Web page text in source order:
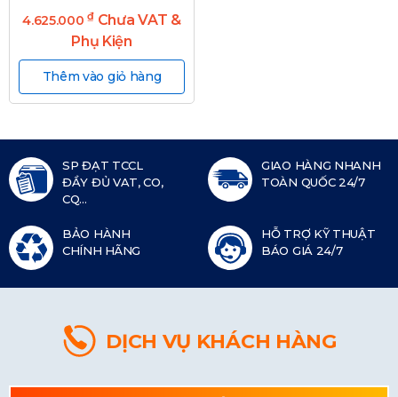
4.625.000₫ Chưa VAT &
Phụ Kiện
Thêm vào giỏ hàng
SP ĐẠT TCCL
ĐẦY ĐỦ VAT, CO,
CQ...
GIAO HÀNG NHANH
TOÀN QUỐC 24/7
BẢO HÀNH
CHÍNH HÃNG
HỖ TRỢ KỸ THUẬT
BÁO GIÁ 24/7
DỊCH VỤ KHÁCH HÀNG